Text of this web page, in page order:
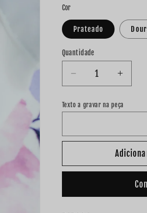
Cor
Prateado
Quantidade
Diminuir
a
quantidade
de
&quot;
a
de
Texto a gravar na peça